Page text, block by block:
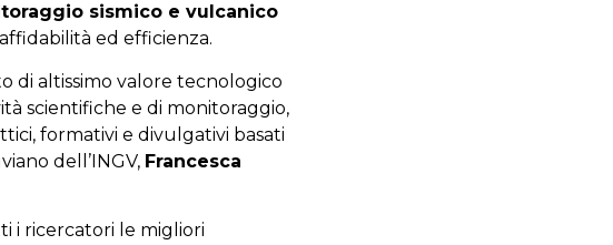
sismico e vulcanico
ed efficienza.
di altissimo valore tecnologico
scientifiche e di monitoraggio,
formativi e divulgativi basati
dell’INGV, Francesca
i ricercatori le migliori